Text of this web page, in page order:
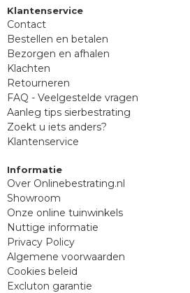
Klantenservice
Contact
Bestellen en betalen
Bezorgen en afhalen
Klachten
Retourneren
FAQ - Veelgestelde vragen
Aanleg tips sierbestrating
Zoekt u iets anders?
Klantenservice
Informatie
Over Onlinebestrating.nl
Showroom
Onze online tuinwinkels
Nuttige informatie
Privacy Policy
Algemene voorwaarden
Cookies beleid
Excluton garantie